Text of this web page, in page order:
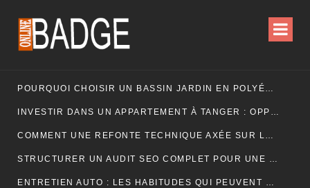
POURQUOI CHOISIR UN BASSIN JARDIN EN POLYÉTHYLÈNE FERME ?
INVESTIR DANS UN APPARTEMENT À TANGER : OPPORTUNITÉS ET POINTS ESSENTIELS À CONNAÎTRE
COMMENT UNE REFONTE TECHNIQUE AXÉE SUR LES SIGNAUX WEB ESSENTIELS A BOOSTÉ LES VENTES D’UNE BOUTIQUE EN LIGNE
STRUCTURER UN AUDIT SEO COMPLET POUR UNE PLATEFORME E-COMMERCE INTERNATIONALE
ENTRETIEN AUTO : LES HABITUDES QUI PEUVENT PROLONGER LA VIE DE VOTRE VÉHICULE